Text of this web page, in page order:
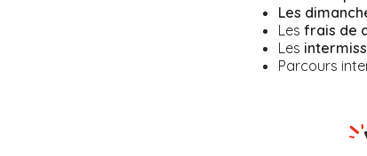
Les
Les frais de
Les
Parcours